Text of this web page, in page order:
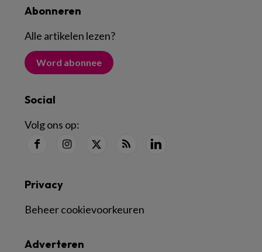
Abonneren
Alle artikelen lezen?
Word abonnee
Social
Volg ons op:
Adverteren
Privacy
Beheer cookievoorkeuren